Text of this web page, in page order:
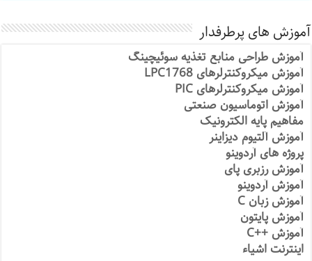
آموزش های پرطرفدار
آموزش طراحی منابع تغذیه سوئیچینگ
آموزش میکروکنترلرهای LPC1768
آموزش میکروکنترلرهای PIC
آموزش اتوماسیون صنعتی
مفاهیم پایه الکترونیک
آموزش آلتیوم دیزاینر
پروژه های آردوینو
آموزش رزبری پای
آموزش آردوینو
آموزش زبان C
آموزش پایتون
آموزش ++C
اینترنت اشیاء